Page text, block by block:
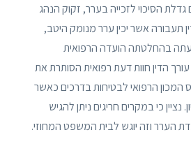
הסיכוי לזכייה בערר, זקוק הנהג
תעבורה אשר יכין ערר מנומק היטב,
בהחלטתה הועדה הרפואית
עורך הדין חוות דעת רפואית הסותרת את
הרפואי לבטיחות בדרכים כאשר
כי במקרים חריגים ניתן להגיש
הערר וזה יוגש לבית המשפט המחוזי.